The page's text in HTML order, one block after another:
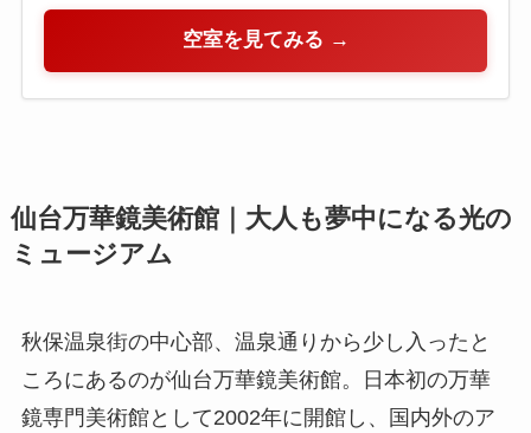
空室を見てみる →
仙台万華鏡美術館｜大人も夢中になる光の
ミュージアム
秋保温泉街の中心部、温泉通りから少し入ったと
ころにあるのが仙台万華鏡美術館。日本初の万華
鏡専門美術館として2002年に開館し、国内外のア